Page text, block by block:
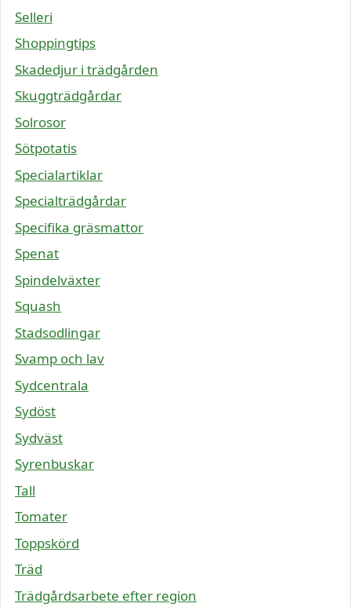
Selleri
Shoppingtips
Skadedjur i trädgården
Skuggträdgårdar
Solrosor
Sötpotatis
Specialartiklar
Specialträdgårdar
Specifika gräsmattor
Spenat
Spindelväxter
Squash
Stadsodlingar
Svamp och lav
Sydcentrala
Sydöst
Sydväst
Syrenbuskar
Tall
Tomater
Toppskörd
Träd
Trädgårdsarbete efter region